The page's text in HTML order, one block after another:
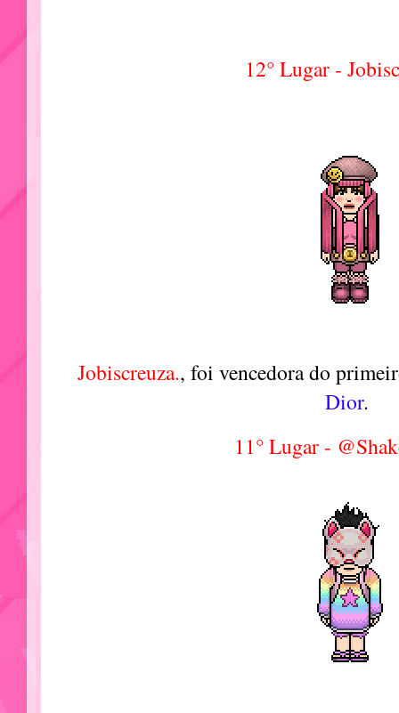
12° Lugar -
Jobiscreuza., foivencedora do
Dior.
11° Lugar -